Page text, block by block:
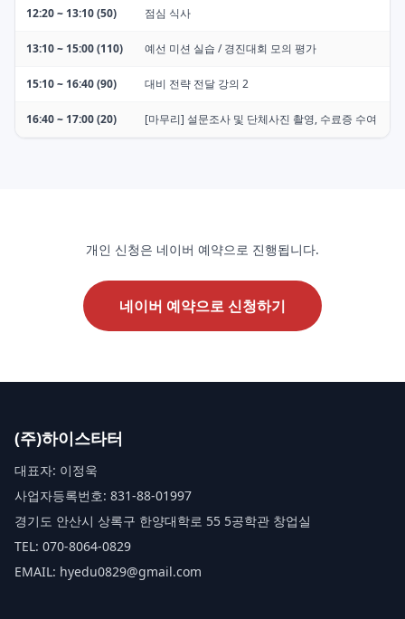
12:20 ~ 13:10 (50) 점심 식사
13:10 ~ 15:00 (110) 예선 미션 실습 / 경진대회 모의 평가
15:10 ~ 16:40 (90) 대비 전략 전달 강의 2
16:40 ~ 17:00 (20) [마무리] 설문조사 및 단체사진 촬영, 수료증 수여
개인 신청은 네이버 예약으로 진행됩니다.
네이버 예약으로 신청하기
(주)하이스타터
대표자: 이정욱
사업자등록번호: 831-88-01997
경기도 안산시 상록구 한양대학로 55 5공학관 창업실
TEL: 070-8064-0829
EMAIL: hyedu0829@gmail.com